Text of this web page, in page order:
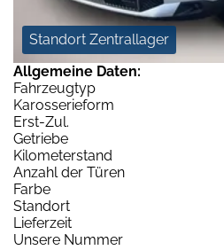
Standort Zentrallager
Allgemeine Daten:
Fahrzeugtyp
Karosserieform
Erst-Zul.
Getriebe
Kilometerstand
Anzahl der Türen
Farbe
Standort
Lieferzeit
Unsere Nummer